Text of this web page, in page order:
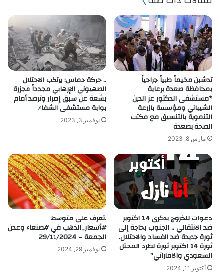
ا
ل
إ
ل
ر
و
ن
ي
تدشبن مخيماً طبياً جراحياً
بمحافظة صعدة برعاية
*مستشفى الدكتور عز الدين
الشيباني ومؤسسة بازرعة
التنموية بالتنسيق مع مكتب
الصحة بصعدة
مارس 8, 2023
.. حركة حماس: يرتكب الاحتلال
الصهيوني الإرهابي مجدداً مجزرة
بشعة عن سبق إصرار وترصد أمام
بوابة مستشفى الشفاء
نوفمبر 3, 2023
دعوات للخروج بذكرى 14 اكتوبر
ضد الانتقالي .. الجنوب بحاجة إلى
ثورة جديدة ضد الفساد والاحتلال.
ثورة 14 اكتوبر ثورة لطرد المحتل
السعودي والاماراتي”
أكتوبر 11, 2024
.تعرف على متوسط
#أسعار_الذهب في #صنعاء وعدن
الجمعة – 29/11/2024
نوفمبر 29, 2024